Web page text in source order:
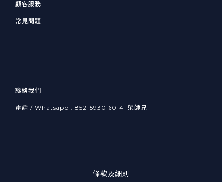
顧客服務
常見問題
聯絡我們
電話 / Whatsapp : 852-5930 6014 榮師兄
條款及細則